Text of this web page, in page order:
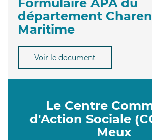
département
Maritime
Voir le document
Le Centre
d'Action Sociale
Meux